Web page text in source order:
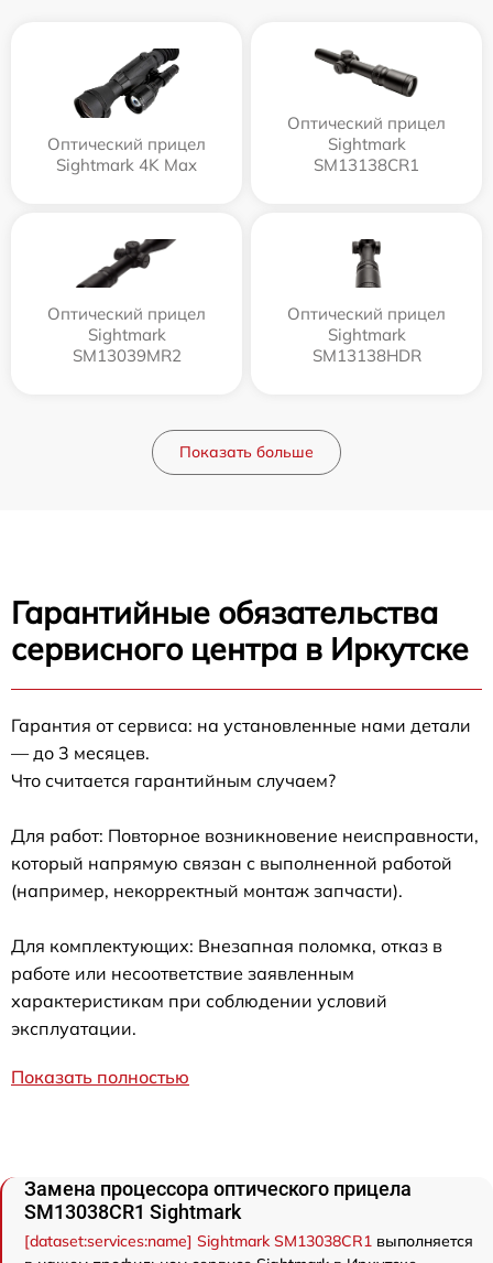
Оптический прицел
Sightmark 4K Max
Оптический прицел
Sightmark
SM13138CR1
Оптический прицел
Sightmark
SM13039MR2
Оптический прицел
Sightmark
SM13138HDR
Показать больше
Гарантийные обязательства
сервисного центра в Иркутске
Гарантия от сервиса: на установленные нами детали
— до 3 месяцев.
Что считается гарантийным случаем?
Для работ: Повторное возникновение неисправности,
который напрямую связан с выполненной работой
(например, некорректный монтаж запчасти).
Для комплектующих: Внезапная поломка, отказ в
работе или несоответствие заявленным
характеристикам при соблюдении условий
эксплуатации.
Показать полностью
Замена процессора оптического прицела
SM13038CR1 Sightmark
[dataset:services:name] Sightmark SM13038CR1 выполняется